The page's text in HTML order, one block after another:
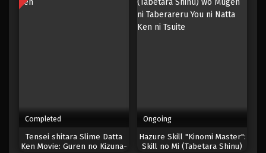
Fire Force Season 3 Part 2
Completed
Tensei shitara Slime Datta
Ken Movie: Guren no Kizuna-
Ongoing
Hazure Skill "Kinomi Master":
Skill no Mi (Tabetara Shinu)